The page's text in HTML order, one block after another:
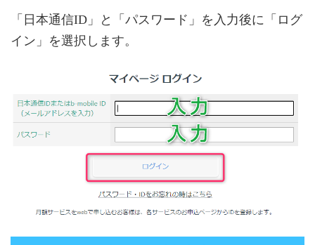
「日本通信ID」と「パスワード」を入力後に「ログ
イン」を選択します。